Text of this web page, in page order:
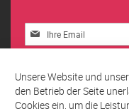
Melden
Sie
unseren
Newsletter
Unsere Website und
den Betrieb der Seite
Cookies ein, um die